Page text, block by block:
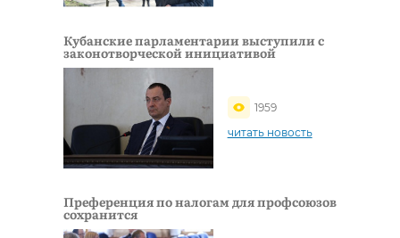
Кубанские парламентарии выступили с
законотворческой инициативой
1959
читать новость
Преференция по налогам для профсоюзов
сохранится